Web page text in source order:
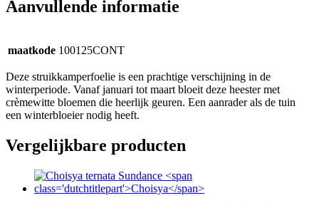
Aanvullende informatie
maatkode 100125CONT
Deze struikkamperfoelie is een prachtige verschijning in de
winterperiode. Vanaf januari tot maart bloeit deze heester met
crèmewitte bloemen die heerlijk geuren. Een aanrader als de tuin
een winterbloeier nodig heeft.
Vergelijkbare producten